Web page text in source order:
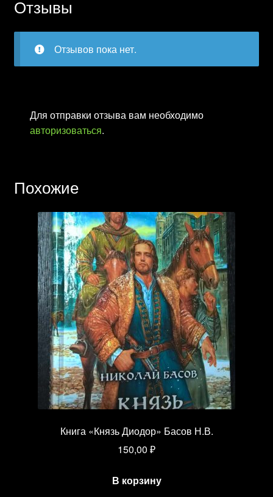
Отзывы
Отзывов пока нет.
Для отправки отзыва вам необходимо
авторизоваться.
Похожие
Книга «Князь Диодор» Басов Н.В.
150,00 ₽
В корзину